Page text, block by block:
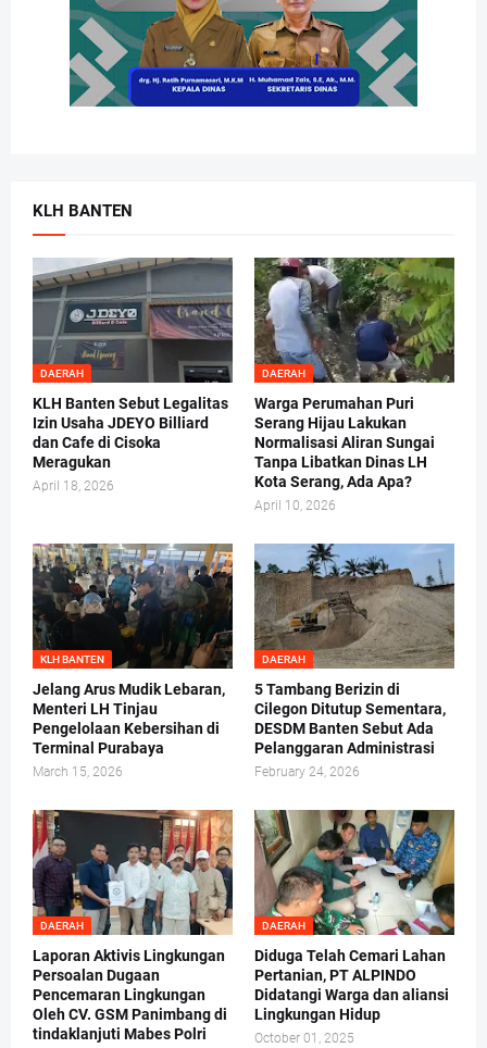
KLH BANTEN
DAERAH
KLH Banten Sebut Legalitas
Izin Usaha JDEYO Billiard
dan Cafe di Cisoka
Meragukan
April 18, 2026
DAERAH
Warga Perumahan Puri
Serang Hijau Lakukan
Normalisasi Aliran Sungai
Tanpa Libatkan Dinas LH
Kota Serang, Ada Apa?
April 10, 2026
KLH BANTEN
Jelang Arus Mudik Lebaran,
Menteri LH Tinjau
Pengelolaan Kebersihan di
Terminal Purabaya
March 15, 2026
DAERAH
5 Tambang Berizin di
Cilegon Ditutup Sementara,
DESDM Banten Sebut Ada
Pelanggaran Administrasi
February 24, 2026
DAERAH
Laporan Aktivis Lingkungan
Persoalan Dugaan
Pencemaran Lingkungan
Oleh CV. GSM Panimbang di
tindaklanjuti Mabes Polri
DAERAH
Diduga Telah Cemari Lahan
Pertanian, PT ALPINDO
Didatangi Warga dan aliansi
Lingkungan Hidup
October 01, 2025